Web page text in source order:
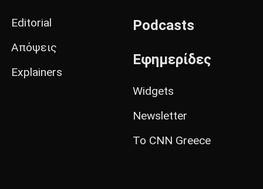
Editorial
Απόψεις
Explainers
Podcasts
Εφημερίδες
Widgets
Newsletter
Το CNN Greece